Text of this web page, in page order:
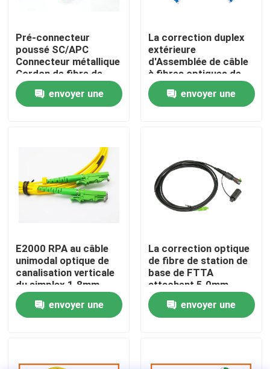
Produits
Au sujet de nous
Contrôle de qualité
Nouvelles
Cas
Box en fibre optique Résiliation
Pré-connecteur
poussé SC/APC
Connecteur métallique
Cordon de fibre de
patch noir pour à
travers le conduit et la
paroi FTTH
envoyer une
La correction duplex
extérieure
d'Assemblée de câble
à fibres optiques de
FTTA LC attachent
GJFJV 7.0mm G657A2
2.0mm
envoyer une
E2000 RPA au câble
unimodal optique de
canalisation verticale
du simplex 1.8mm
LSZH de corde de
correction de fibre de
Sc UPC
envoyer une
La correction optique
de fibre de station de
base de FTTA
attachent 5.0mm
terminés avec des
connecteurs de Sc de
Supertap
envoyer une